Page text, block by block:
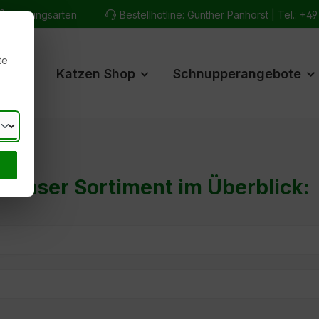
Zahlungsarten Bestellhotline: Günther Panhorst | Tel.:
Katzen Shop Schnupperangebote
Unser Sortiment im Überblick: